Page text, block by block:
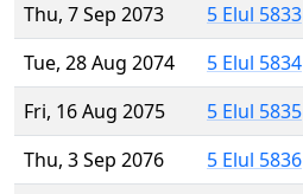
Thu, 7 Sep 2073
5 Elul 5833
Tue, 28 Aug 2074
5 Elul 5834
Fri, 16 Aug 2075
5 Elul 5835
Thu, 3 Sep 2076
5 Elul 5836